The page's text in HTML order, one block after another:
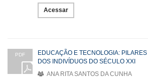
Acessar
PDF
EDUCAÇÃO E TECNOLOGIA:
DOS INDIVÍDUOS DO SÉCULO XXI
ANA RITA SANTOS DA CUNHA